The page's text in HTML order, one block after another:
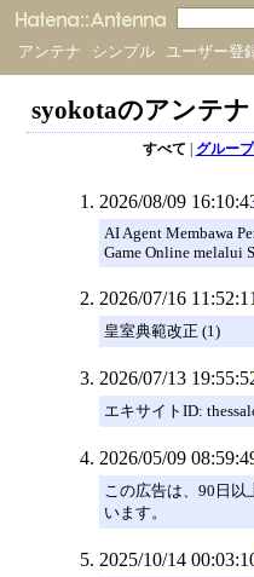
アンテナ シンプル ユーザー登
syokotaのアンテナ
すべて | グルー
2026/08/09
AI Agent Membawa
Game Online melalui
2026/07/16 11:52:11
皇室典範改正 (1)
2026/07/13
エキサイトID:
2026/05/09
この広告は、90日
います。
2025/10/14